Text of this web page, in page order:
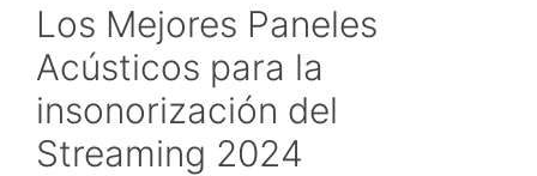
Los Mejores Paneles
Acústicos para la
insonorización del
Streaming 2024